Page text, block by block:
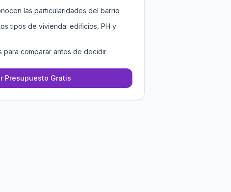
las particularidades del barrio
tipos de vivienda: edificios, PH y
para comparar antes de decidir
Presupuesto Gratis